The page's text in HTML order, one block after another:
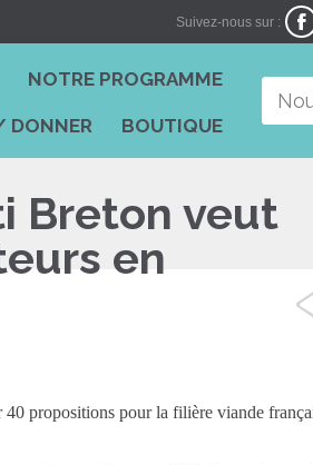
Suivez-nous sur : 
content
NOTRE PROGRAMME
DONNER BOUTIQUE
Breton veut
en

40 propositions pour la filière viande